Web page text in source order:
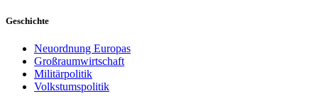
Geschichte
Neuordnung Europas
Großraumwirtschaft
Militärpolitik
Volkstumspolitik